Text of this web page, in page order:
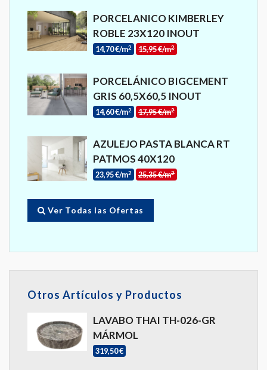
PORCELANICO KIMBERLEY
ROBLE 23X120 INOUT
14,70 €/m2 15,95 €/m2
PORCELÁNICO BIGCEMENT
GRIS 60,5X60,5 INOUT
14,60 €/m2 17,95 €/m2
AZULEJO PASTA BLANCA RT
PATMOS 40X120
23,95 €/m2 25,35 €/m2
Ver Todas las Ofertas
Otros Artículos y Productos
LAVABO THAI TH-026-GR
MÁRMOL
319,50 €